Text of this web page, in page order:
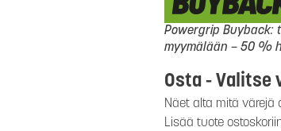
Powergrip Buyback:
myymälään – 50 %
Osta - Valitse
Näet alta mitä värejä
Lisää tuote